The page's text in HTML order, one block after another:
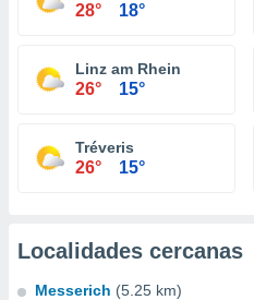
28° 18°
Linz am Rhein
26° 15°
Tréveris
26° 15°
Localidades cercanas
Messerich (5.25 km)